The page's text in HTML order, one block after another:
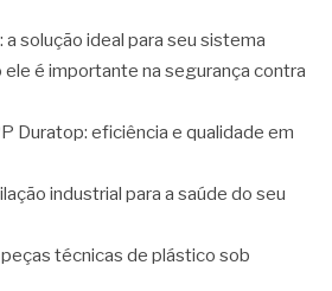
a solução ideal para seu sistema
ele é importante na segurança contra
Duratop: eficiência e qualidade em
industrial para a saúde do seu
técnicas de plástico sob